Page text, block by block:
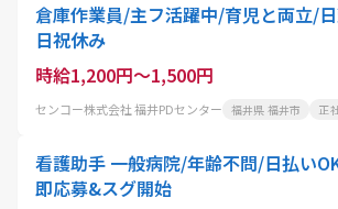
倉庫作業員/主フ活躍中/育児と両立/
日祝休み
時給1,200円～1,500円
センコー株式会社 福井PDセンター 福井県 福井市 正
看護助手 一般病院/年齢不問/日払い
即応募&スグ開始